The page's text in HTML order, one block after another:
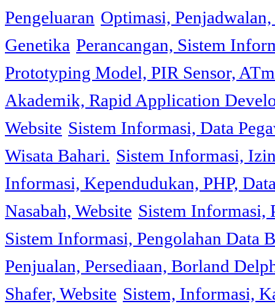
Pengeluaran Optimasi,
Genetika Perancangan, Sistem
Prototyping Model, PIR Sensor,
Akademik, Rapid Application
Website Sistem Informasi, Data
Wisata Bahari. Sistem Informasi,
Informasi, Kependudukan, PHP,
Nasabah, Website Sistem Informasi,
Sistem Informasi, Pengolahan Data
Penjualan, Persediaan, Borland
Shafer, Website Sistem, Informasi,